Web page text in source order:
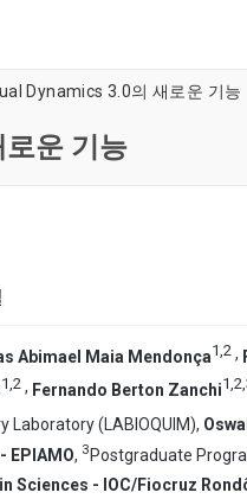
Dynamics 3.0의 새로운 기능
운 기능
Abimael Maia Mendonça1,2 ,
1 2 , Fernando Berton Zanchi1 2
Laboratory (LABIOQUIM),
EPIAMO, 3 Postgraduate
Sciences - IOC/Fiocruz